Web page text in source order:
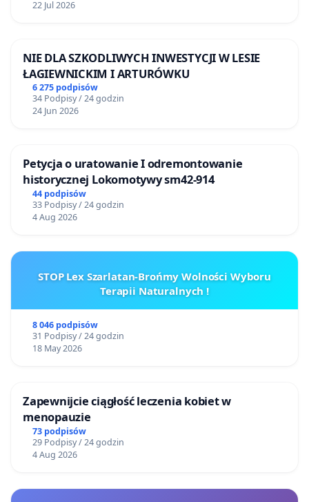
22 Jul 2026
NIE DLA SZKODLIWYCH INWESTYCJI W LESIE
ŁAGIEWNICKIM I ARTURÓWKU
6 275 podpisów
34 Podpisy / 24 godzin
24 Jun 2026
Petycja o uratowanie I odremontowanie
historycznej Lokomotywy sm42-914
44 podpisów
33 Podpisy / 24 godzin
4 Aug 2026
STOP Lex Szarlatan-Brońmy Wolności Wyboru
Terapii Naturalnych !
8 046 podpisów
31 Podpisy / 24 godzin
18 May 2026
Zapewnijcie ciągłość leczenia kobiet w
menopauzie
73 podpisów
29 Podpisy / 24 godzin
4 Aug 2026